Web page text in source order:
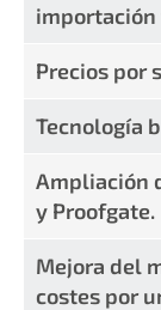
importación
Precios por
Tecnología
Ampliación
y Proofgate.
Mejora del
costes por